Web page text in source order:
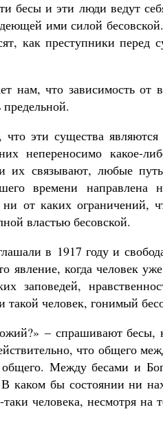
бесы и эти люди ведут
ими силой
как преступники перед
нам, что зависимость
эти существа
непереносимо какое-
их связывают, любые
времени
от каких
властью бесовской.
в 1917 году и
явление, когда человек
заповедей,
такой человек, гонимый
– спрашивают бесы,
что общего
Между бесами и
каком бы состоянии ни
человека, несмотря на